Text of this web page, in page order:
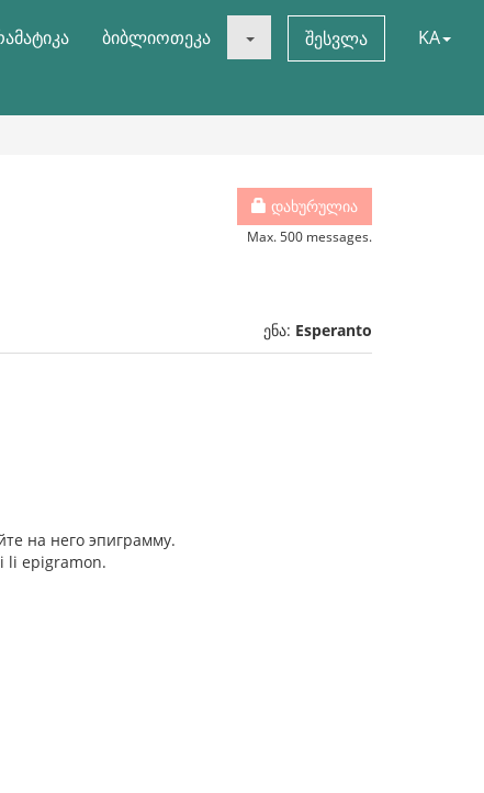
ბიბლიოთეკა შესვლა KA
დახურულია
Max. 500 messages.
ენა: Esperanto
на него эпиграмму.
li epigramon.